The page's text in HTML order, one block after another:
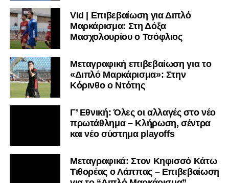
Vid | Επιβεβαίωση για Διπλό
Μαρκάρισμα: Στη Δόξα
Μασχολουρίου ο Τσόφλιος
Μεταγραφική επιβεβαίωση για το
«Διπλό Μαρκάρισμα»: Στην
Κόρινθο ο Ντότης
Γ’ Εθνική: Όλες οι αλλαγές στο νέο
πρωτάθλημα – Κλήρωση, σέντρα
και νέο σύστημα playoffs
Μεταγραφικά: Στον Κηφισσό Κάτω
Τιθορέας ο Λάππας – Επιβεβαίωση